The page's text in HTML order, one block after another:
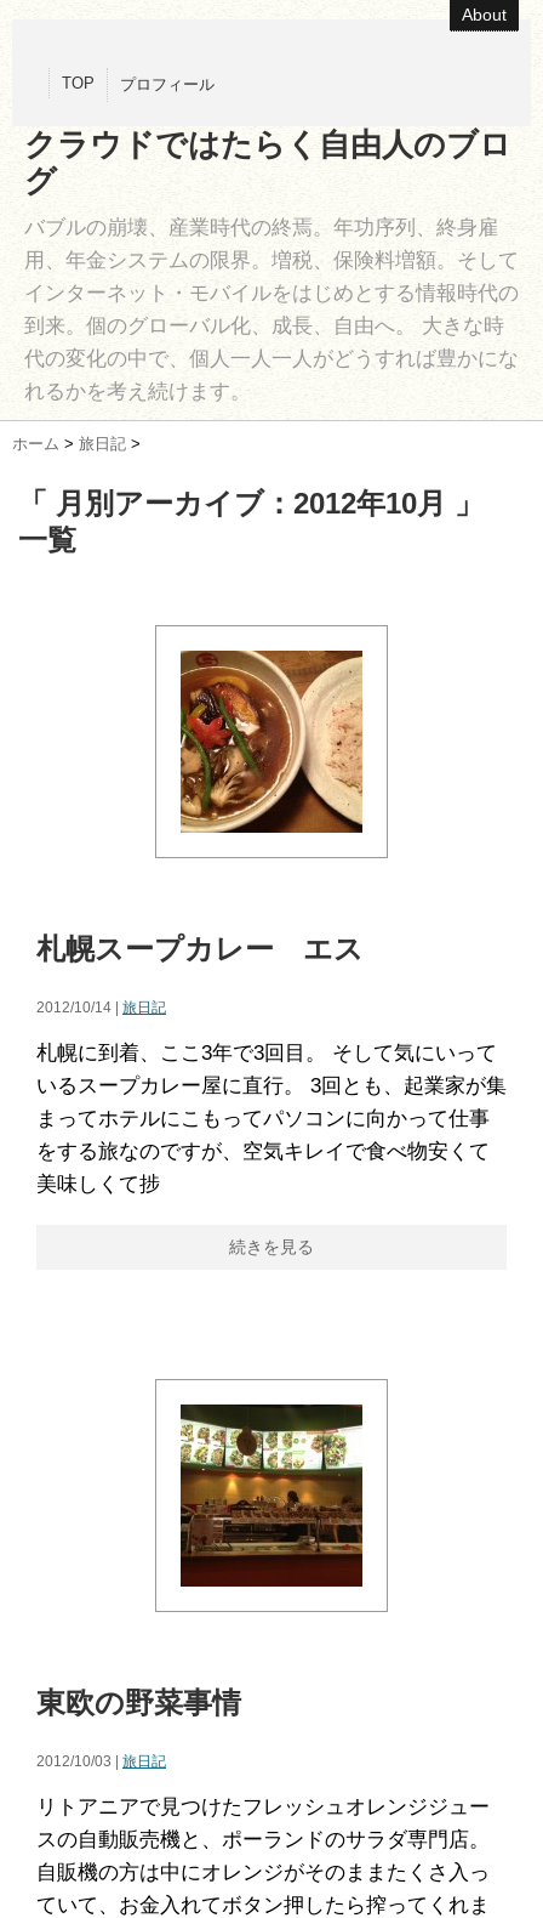
About
TOP プロフィール
クラウドではたらく自由人のブロ
グ
バブルの崩壊、産業時代の終焉。年功序列、終身雇
用、年金システムの限界。増税、保険料増額。そして
インターネット・モバイルをはじめとする情報時代の
到来。個のグローバル化、成長、自由へ。 大きな時
代の変化の中で、個人一人一人がどうすれば豊かにな
れるかを考え続けます。
ホーム > 旅日記 >
「 月別アーカイブ：2012年10月 」
一覧
札幌スープカレー エス
2012/10/14 | 旅日記
札幌に到着、ここ3年で3回目。 そして気にいって
いるスープカレー屋に直行。 3回とも、起業家が集
まってホテルにこもってパソコンに向かって仕事
をする旅なのですが、空気キレイで食べ物安くて
美味しくて捗
続きを見る
東欧の野菜事情
2012/10/03 | 旅日記
リトアニアで見つけたフレッシュオレンジジュー
スの自動販売機と、ポーランドのサラダ専門店。
自販機の方は中にオレンジがそのままたくさ入っ
ていて、お金入れてボタン押したら搾ってくれま